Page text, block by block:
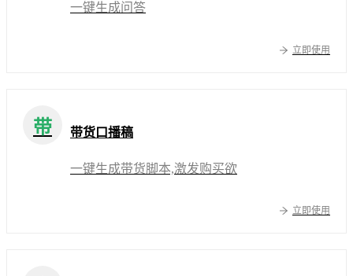
一键生成问答
立即使用
带 带货口播稿
一键生成带货脚本,激发购买欲
立即使用